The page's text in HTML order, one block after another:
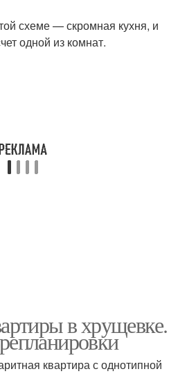
схеме — скромная кухня, и
одной из комнат.
в хрущевке.
квартира с однотипной